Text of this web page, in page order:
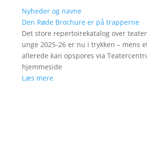
Nyheder og navne
Den Røde Brochure er på trapperne
Det store repertoirekatalog over
unge 2025-26 er nu i trykken – mens
allerede kan opspores via
hjemmeside
Læs mere